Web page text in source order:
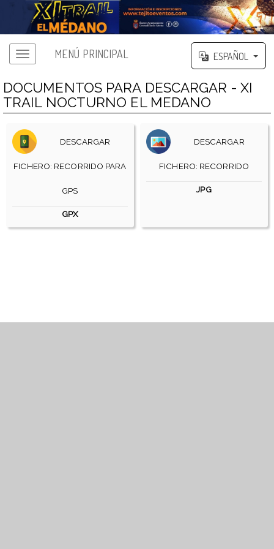
MENÚ PRINCIPAL ESPAÑOL
DOCUMENTOS PARA DESCARGAR - XI
TRAIL NOCTURNO EL MEDANO
DESCARGAR
FICHERO: RECORRIDO PARA
GPS
GPX
DESCARGAR
FICHERO: RECORRIDO
JPG